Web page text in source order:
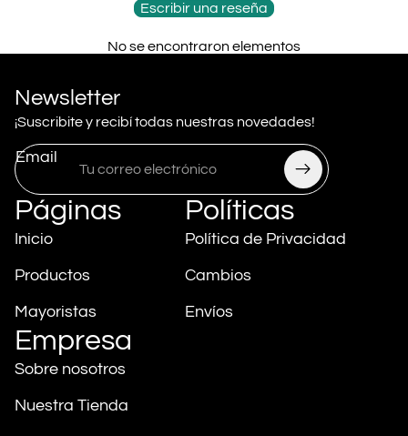
Escribir una reseña
No se encontraron elementos
Newsletter
¡Suscribite y recibí todas nuestras novedades!
Email
Páginas
Inicio
Productos
Mayoristas
Políticas
Política de Privacidad
Cambios
Envíos
Empresa
Sobre nosotros
Nuestra Tienda
Política de privacidad
Política de reembolso
Información de contacto